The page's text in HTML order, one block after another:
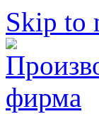
Skip to